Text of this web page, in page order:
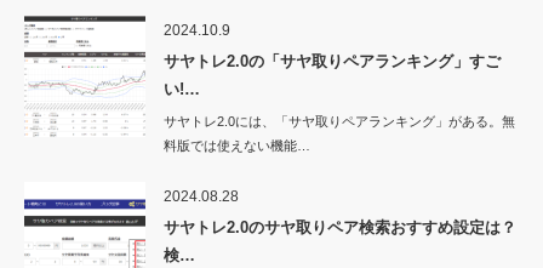
2024.10.9
サヤトレ2.0の「サヤ取りペアランキング」すご
い!…
サヤトレ2.0には、「サヤ取りペアランキング」がある。無
料版では使えない機能…
2024.08.28
サヤトレ2.0のサヤ取りペア検索おすすめ設定は？
検…